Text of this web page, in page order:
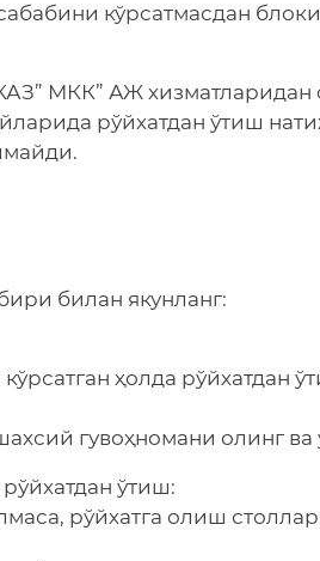
кўрсатмасдан
МКК” АЖ
рўйхатдан ўтиш
билан якунланг:
ҳолда рўйхатдан
гувоҳномани олинг ва
ўтиш:
рўйхатга олиш